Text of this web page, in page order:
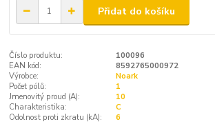
Přidat do košíku
Číslo produktu:
100096
EAN kód:
8592765000972
Výrobce:
Noark
Počet pólů:
1
Jmenovitý proud (A):
10
Charakteristika:
C
Odolnost proti zkratu (kA):
6